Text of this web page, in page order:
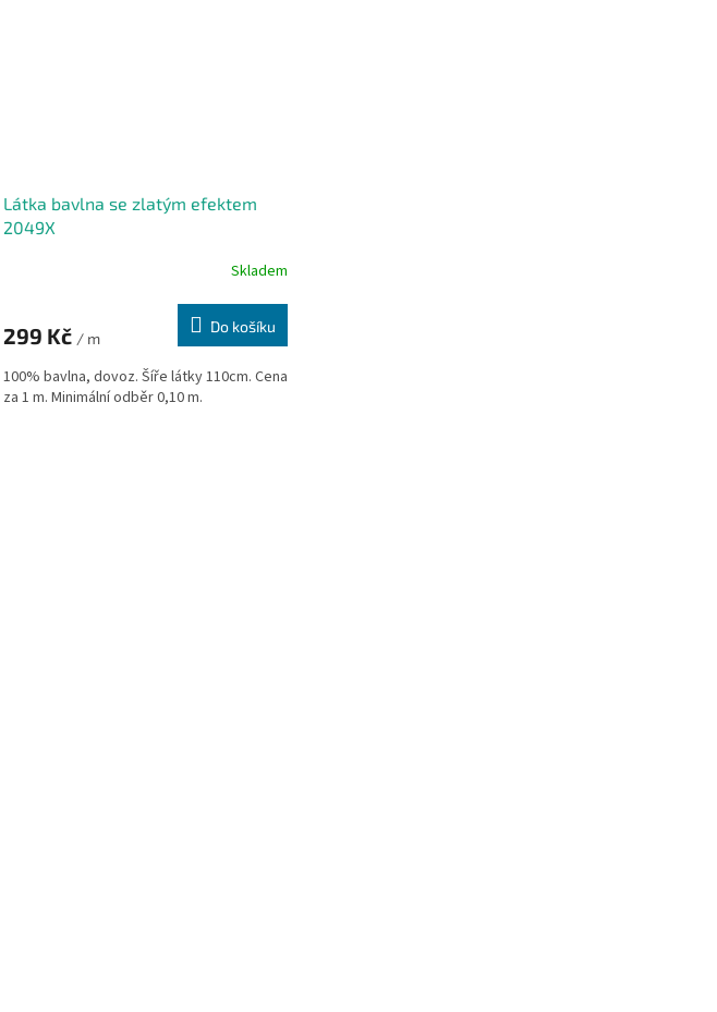
Látka bavlna se zlatým efektem
2049X
Skladem
299 Kč / m
Do košíku
100% bavlna, dovoz. Šíře látky 110cm. Cena
za 1 m. Minimální odběr 0,10 m.